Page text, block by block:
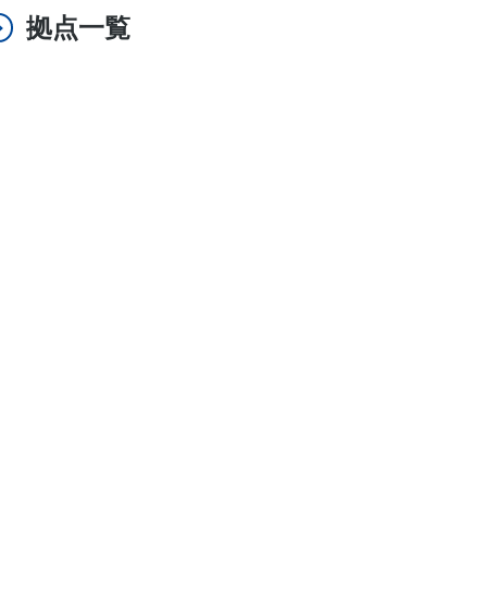
拠点一覧